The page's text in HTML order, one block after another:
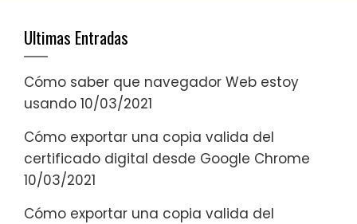
Ultimas Entradas
Cómo saber que navegador Web estoy
usando 10/03/2021
Cómo exportar una copia valida del
certificado digital desde Google Chrome
10/03/2021
Cómo exportar una copia valida del